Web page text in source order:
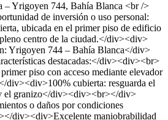
– Yrigoyen 744, Bahía Blanca <br />
de inversión o uso personal:
ubicada en el primer piso de edificio
centro de la ciudad.</div><div>
Yrigoyen 744 – Bahía Blanca</div>
destacadas:</div><div><br>
piso con acceso mediante elevador
cubierta: resguarda el
el granizo</div><div><br></div>
o daños por condiciones
div><div>Excelente maniobrabilidad